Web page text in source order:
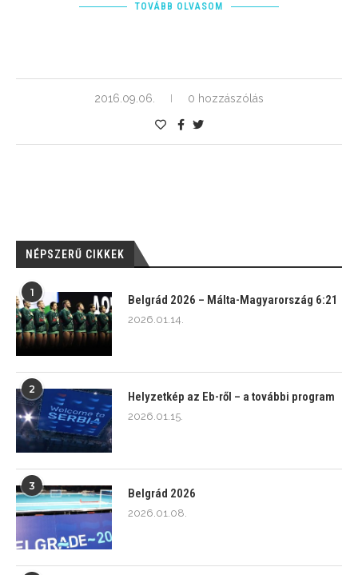
TOVÁBB OLVASOM
2016.09.06. 0 hozzászólás
NÉPSZERŰ CIKKEK
1
Belgrád 2026 – Málta-Magyarország 6:21
2026.01.14.
2
Helyzetkép az Eb-ről – a további program
2026.01.15.
3
Belgrád 2026
2026.01.08.